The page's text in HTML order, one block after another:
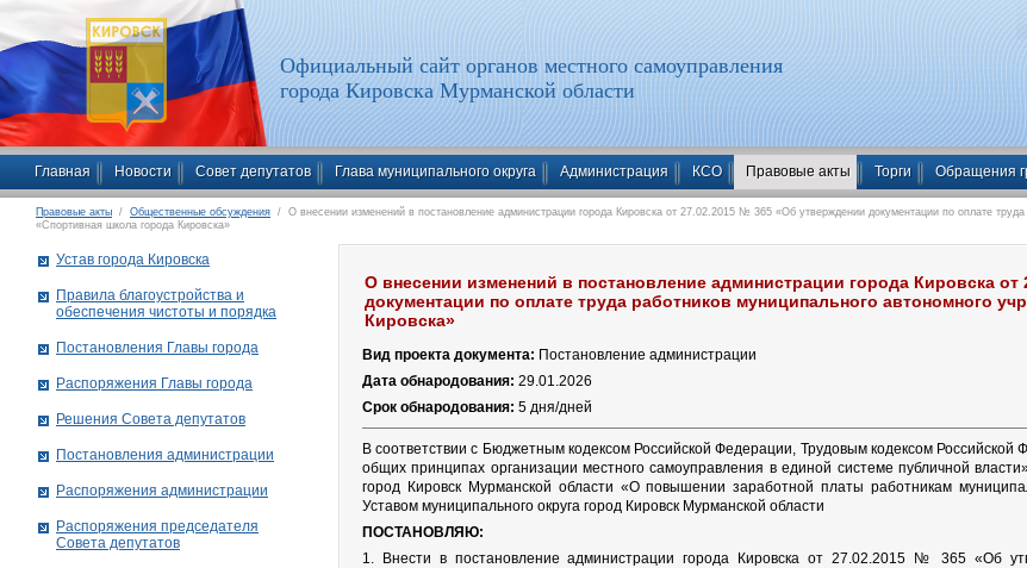
Официальный сайт органов местного самоуправления
города Кировска Мурманской области
Главная Новости Совет депутатов Глава муниципального округа Администрация КСО Правовые акты Торги Обращения
Правовые акты / Общественные обсуждения / О внесении изменений в постановление администрации города Кировска от 27.02.2015 № 365 «Об утверждении документации по оплате труда
«Спортивная школа города Кировска»
О внесении изменений в постановление администрации города Кировска
документации по оплате труда работников муниципального автономного
Кировска»
Вид проекта документа: Постановление администрации
Дата обнародования: 29.01.2026
Срок обнародования: 5 дня/дней
В соответствии с Бюджетным кодексом Российской Федерации, Трудовым кодексом
общих принципах организации местного самоуправления в единой системе публичной
город Кировск Мурманской области «О повышении заработной платы работникам
Уставом муниципального округа город Кировск Мурманской области
ПОСТАНОВЛЯЮ:
1. Внести в постановление администрации города Кировска от 27.02.2015 № 365 «Об
Устав города Кировска
Правила благоустройства и
обеспечения чистоты и порядка
Постановления Главы города
Распоряжения Главы города
Решения Совета депутатов
Постановления администрации
Распоряжения администрации
Распоряжения председателя
Совета депутатов